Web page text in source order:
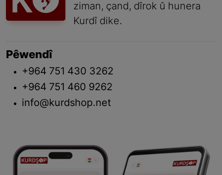
ziman, çand, dîrok û hunera
Kurdî dike.
Pêwendî
+964 751 430 3262
+964 751 460 9262
info@kurdshop.net